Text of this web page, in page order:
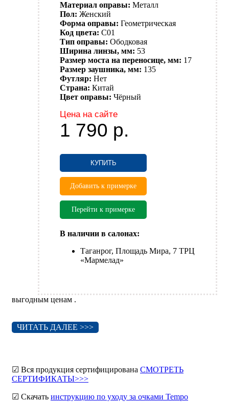
Материал оправы: Металл
Пол: Женский
Форма оправы: Геометрическая
Код цвета: C01
Тип оправы: Ободковая
Ширина линзы, мм: 53
Размер моста на переносице, мм: 17
Размер заушника, мм: 135
Футляр: Нет
Страна: Китай
Цвет оправы: Чёрный
Цена на сайте
1 790 р.
КУПИТЬ
Добавить к примерке
Перейти к примерке
В наличии в салонах:
Таганрог, Площадь Мира, 7 ТРЦ
«Мармелад»
выгодным ценам .
ЧИТАТЬ ДАЛЕЕ >>>
☑ Вся продукция сертифицирована СМОТРЕТЬ
СЕРТИФИКАТЫ>>>
☑ Скачать инструкцию по уходу за очками Tempo